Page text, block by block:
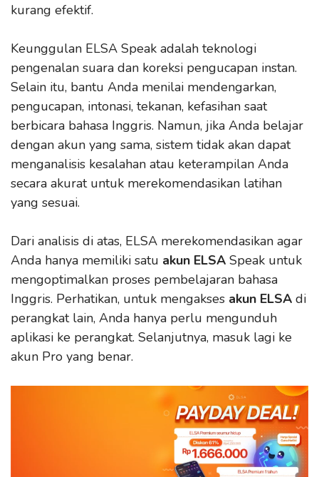
kurang efektif.
Keunggulan ELSA Speak adalah teknologi
pengenalan suara dan koreksi pengucapan instan.
Selain itu, bantu Anda menilai mendengarkan,
pengucapan, intonasi, tekanan, kefasihan saat
berbicara bahasa Inggris. Namun, jika Anda belajar
dengan akun yang sama, sistem tidak akan dapat
menganalisis kesalahan atau keterampilan Anda
secara akurat untuk merekomendasikan latihan
yang sesuai.
Dari analisis di atas, ELSA merekomendasikan agar
Anda hanya memiliki satu akun ELSA Speak untuk
mengoptimalkan proses pembelajaran bahasa
Inggris. Perhatikan, untuk mengakses akun ELSA di
perangkat lain, Anda hanya perlu mengunduh
aplikasi ke perangkat. Selanjutnya, masuk lagi ke
akun Pro yang benar.